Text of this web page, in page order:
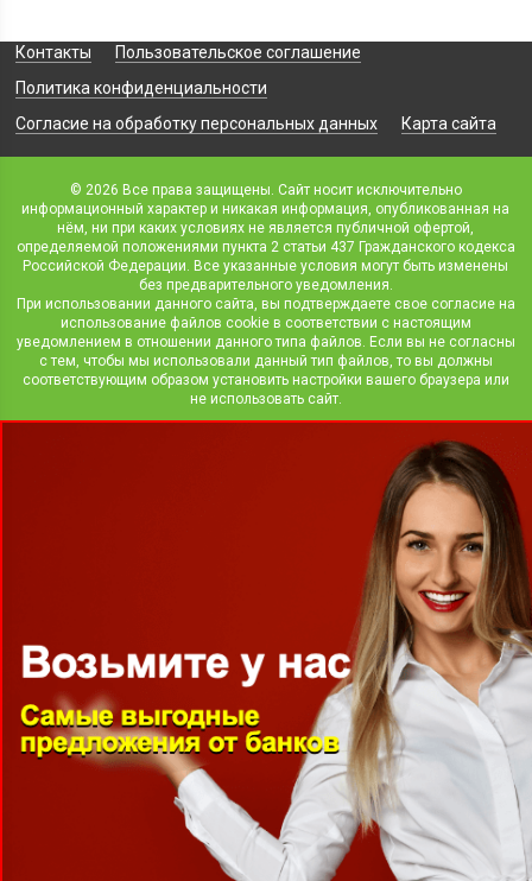
Контакты
Пользовательское соглашение
Политика конфиденциальности
Согласие на обработку персональных данных
Карта сайта
© 2026 Все права защищены. Сайт носит исключительно
информационный характер и никакая информация, опубликованная на
нём, ни при каких условиях не является публичной офертой,
определяемой положениями пункта 2 статьи 437 Гражданского кодекса
Российской Федерации. Все указанные условия могут быть изменены
без предварительного уведомления.
При использовании данного сайта, вы подтверждаете свое согласие на
использование файлов cookie в соответствии с настоящим
уведомлением в отношении данного типа файлов. Если вы не согласны
с тем, чтобы мы использовали данный тип файлов, то вы должны
соответствующим образом установить настройки вашего браузера или
не использовать сайт.